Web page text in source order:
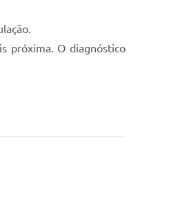
próxima. O diagnóstico